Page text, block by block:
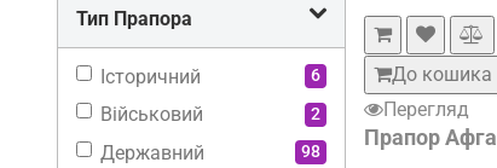
Тип Прапора
Історичний 6
Військовий 2
Державний 98
До кошика
Перегляд
Прапор